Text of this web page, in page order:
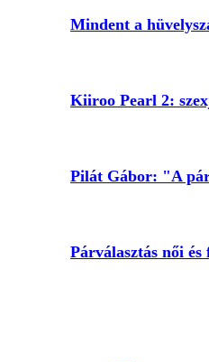
Mindent a
Kiiroo Pearl 2:
Pilát Gábor: "A
Párválasztás női és